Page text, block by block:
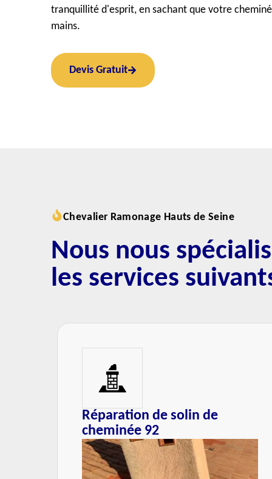
tranquillité d'esprit, en sachant que votre
mains.
Devis Gratuit
Chevalier Ramonage Hauts de Seine
Nous nous
les services
Réparation de solin de
cheminée 92